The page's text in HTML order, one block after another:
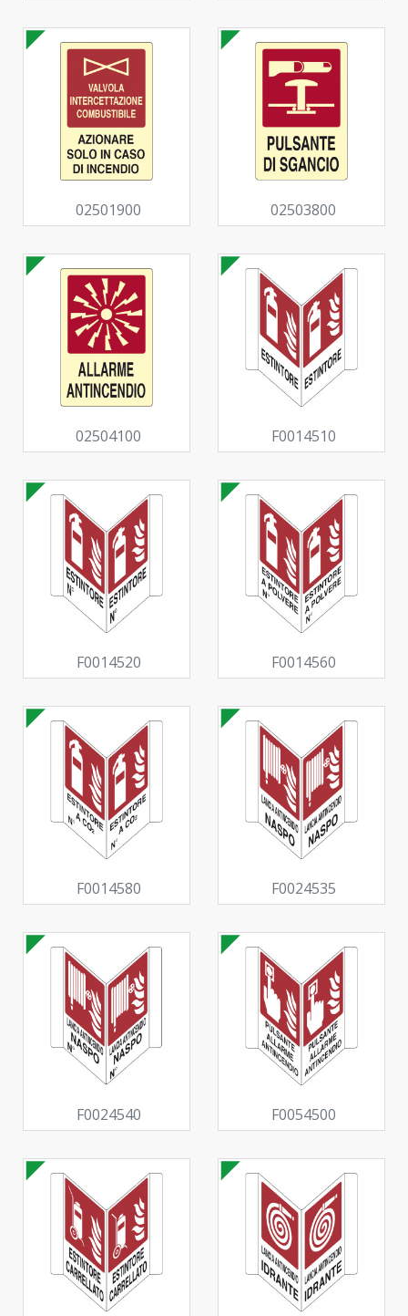
02501900 02503800
02504100 F0014510
F0014520 F0014560
F0014580 F0024535
F0024540 F0054500